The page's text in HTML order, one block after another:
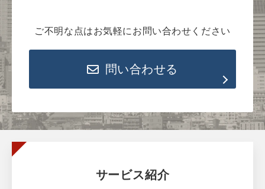
ご不明な点はお気軽にお問い合わせください
問い合わせる
サービス紹介